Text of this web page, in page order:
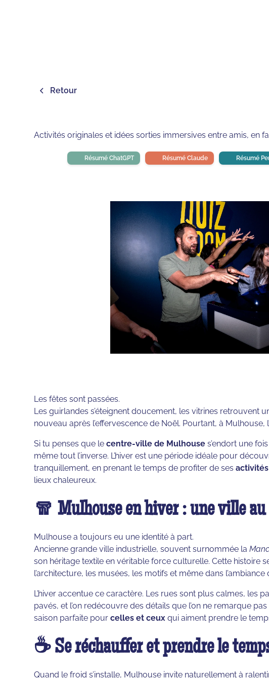
Retour
Activités originales et idées sorties immersives entre amis, en
Résumé ChatGPT Résumé Claude Résumé
Les fêtes sont passées.
Les guirlandes s’éteignent doucement, les vitrines retrouvent
nouveau après l’effervescence de Noël. Pourtant, à Mulhouse,
Si tu penses que lecentre-ville de Mulhouse s’endort une
même tout l’inverse. L’hiver est une période idéale pour
tranquillement, en prenant le temps de profiter de ses
lieux chaleureux.
🧣 Mulhouse en hiver : une ville
Mulhouse a toujours eu une identité à part.
Ancienne grande ville industrielle, souvent surnommée la
son héritage textile en véritable force culturelle. Cette histoire
l’architecture, les musées, les motifs et même dans
L’hiver accentue ce caractère. Les rues sont plus calmes, les
pavés, et l’on redécouvre des détails que l’on ne remarque pas
saison parfaite pourcelles et ceux qui aiment prendre le
☕ Se réchauffer et prendre le
Quand le froid s’installe, Mulhouse invite naturellement à